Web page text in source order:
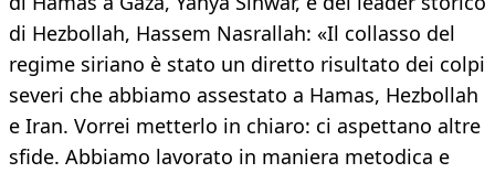
di Hezbollah, Hassem Nasrallah: «Il collasso del
regime siriano è stato un diretto risultato dei colpi
severi che abbiamo assestato a Hamas, Hezbollah
e Iran. Vorrei metterlo in chiaro: ci aspettano altre
sfide. Abbiamo lavorato in maniera metodica e